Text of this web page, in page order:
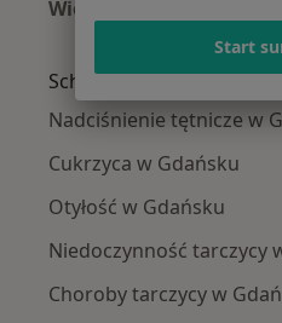
Więcej (8)
Więcej w kategorii:
Schorzenia w Gdańsku
Nadciśnienie tętnicze w
Cukrzyca w Gdańsku
Otyłość w Gdańsku
Niedoczynność tarczycy
Choroby tarczycy w
Start